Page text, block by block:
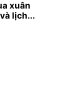
xuân
lịch...